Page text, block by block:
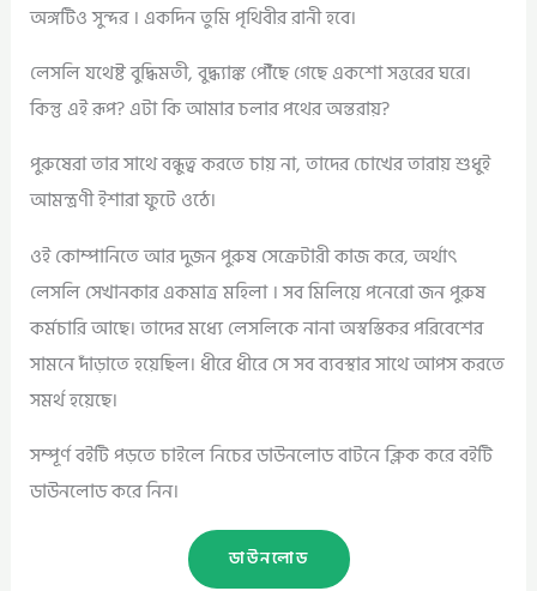
অঙ্গটিও সুন্দর । একদিন তুমি পৃথিবীর রানী হবে।
লেসলি যথেষ্ট বুদ্ধিমতী, বুদ্ধ্যাঙ্ক পৌঁছে গেছে একশো সত্তরের ঘরে।
কিন্তু এই রূপ? এটা কি আমার চলার পথের অন্তরায়?
পুরুষেরা তার সাথে বন্ধুত্ব করতে চায় না, তাদের চোখের তারায় শুধুই
আমন্ত্রণী ইশারা ফুটে ওঠে।
ওই কোম্পানিতে আর দুজন পুরুষ সেক্রেটারী কাজ করে, অর্থাৎ
লেসলি সেখানকার একমাত্র মহিলা । সব মিলিয়ে পনেরো জন পুরুষ
কর্মচারি আছে। তাদের মধ্যে লেসলিকে নানা অস্বস্তিকর পরিবেশের
সামনে দাঁড়াতে হয়েছিল। ধীরে ধীরে সে সব ব্যবস্থার সাথে আপস করতে
সমর্থ হয়েছে।
সম্পূর্ণ বইটি পড়তে চাইলে নিচের ডাউনলোড বাটনে ক্লিক করে বইটি
ডাউনলোড করে নিন।
ডাউনলোড